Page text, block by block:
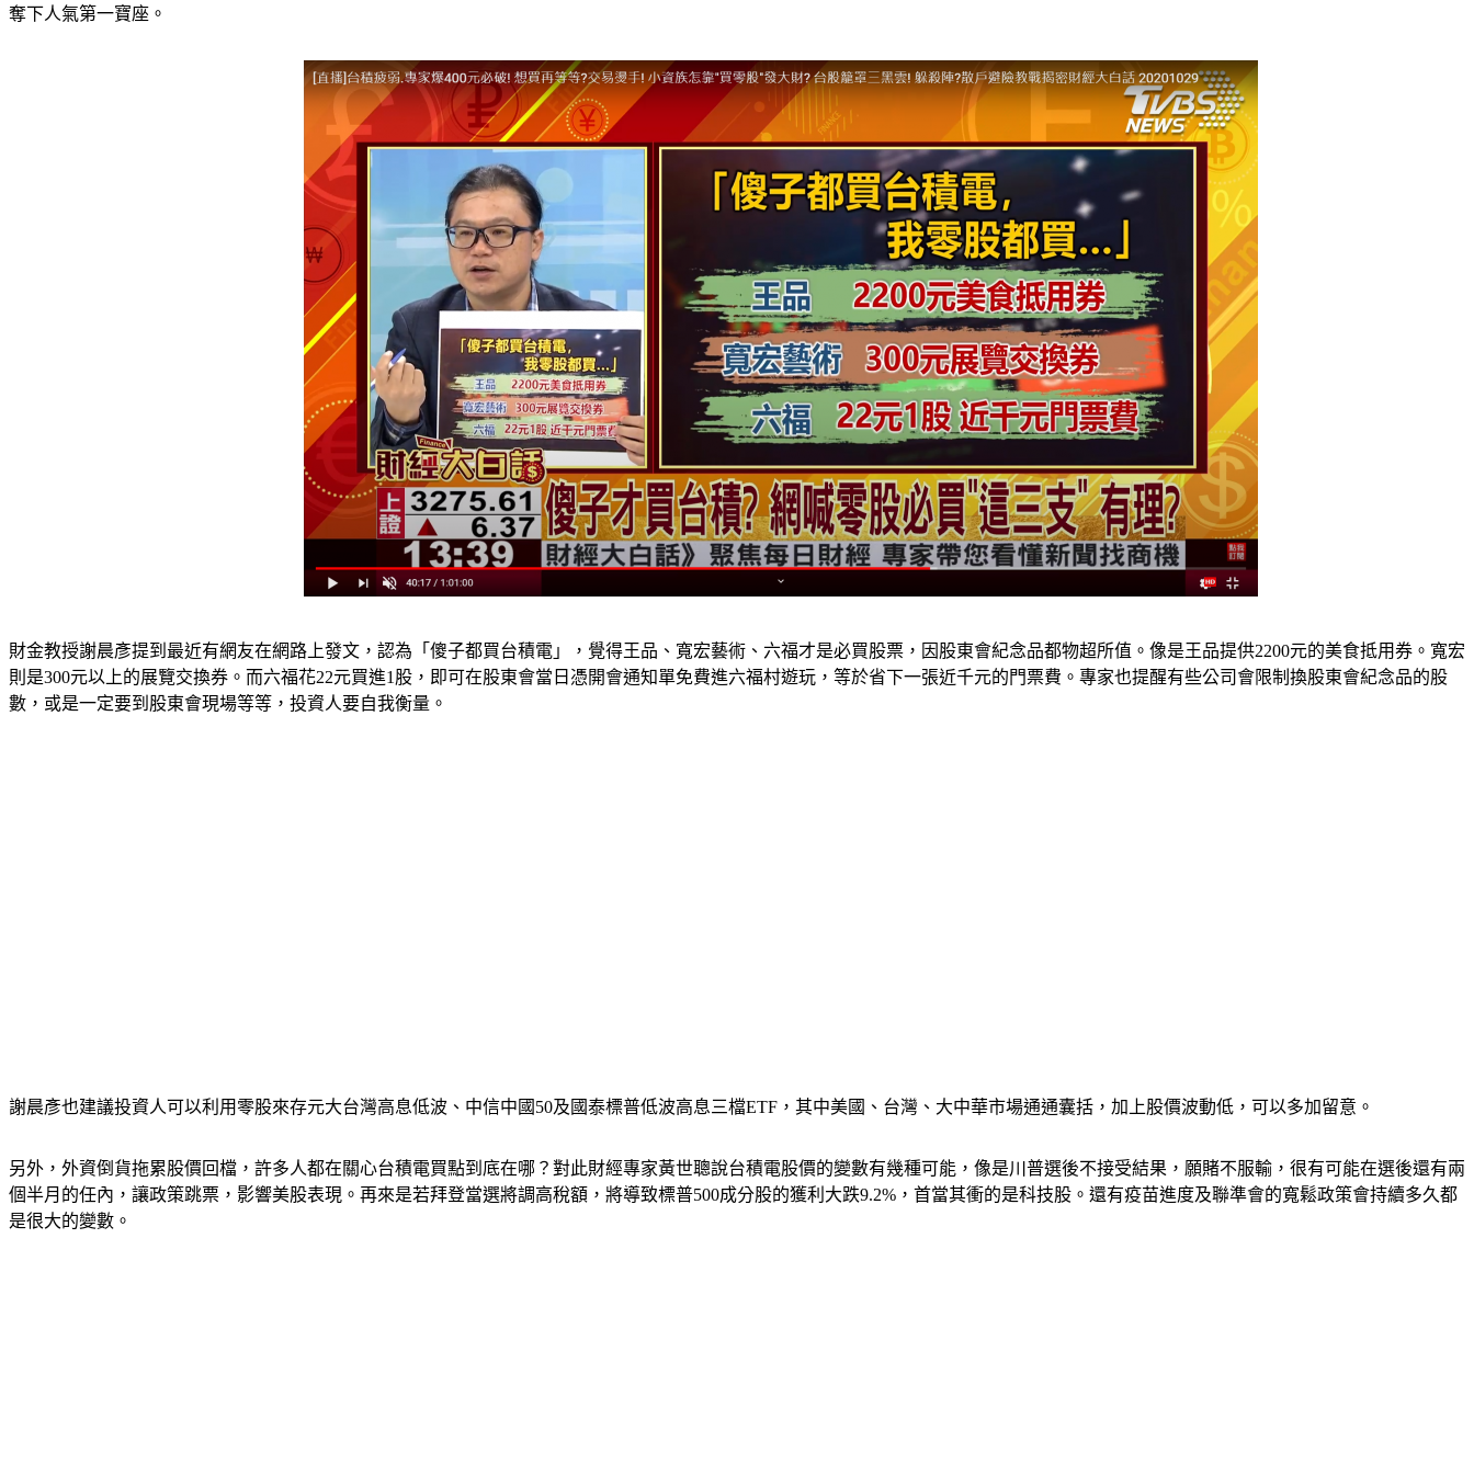
奪下人氣第一寶座。
財金教授謝晨彥提到最近有網友在網路上發文，認為「傻子都買台積電」，覺得王品、寬宏藝術、六福才是必買股票，因股東會紀念品都物超所值。像是王品提供2200元的美食抵用券。寬宏
則是300元以上的展覽交換券。而六福花22元買進1股，即可在股東會當日憑開會通知單免費進六福村遊玩，等於省下一張近千元的門票費。專家也提醒有些公司會限制換股東會紀念品的股
數，或是一定要到股東會現場等等，投資人要自我衡量。
謝晨彥也建議投資人可以利用零股來存元大台灣高息低波、中信中國50及國泰標普低波高息三檔ETF，其中美國、台灣、大中華市場通通囊括，加上股價波動低，可以多加留意。
另外，外資倒貨拖累股價回檔，許多人都在關心台積電買點到底在哪？對此財經專家黃世聰說台積電股價的變數有幾種可能，像是川普選後不接受結果，願賭不服輸，很有可能在選後還有兩
個半月的任內，讓政策跳票，影響美股表現。再來是若拜登當選將調高稅額，將導致標普500成分股的獲利大跌9.2%，首當其衝的是科技股。還有疫苗進度及聯準會的寬鬆政策會持續多久都
是很大的變數。